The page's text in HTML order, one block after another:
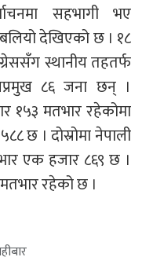
सहभागी भए
देखिएको छ । १८
स्थानीय तहतर्फ
८६ जना छन् ।
१५३ मतभार रहेकोमा
छ । दोस्रोमा नेपाली
एक हजार ८६९ छ ।
रहेको छ ।